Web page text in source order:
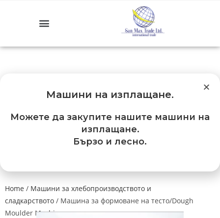
Home / Машини за хлебопроизводството и
сладкарството / Машина за формоване на тесто/Dough
Moulder Machine
Машини на изплащане.
Можете да закупите нашите машини на
изплащане.
Бързо и лесно.